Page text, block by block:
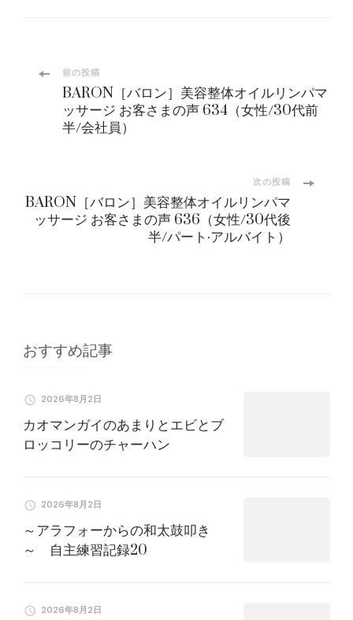
投
ビ
ゲ
ョ
前の投稿
BARON［バロン］美容整体オイルリンパマ
ッサージ お客さまの声 634（女性/30代前
半/会社員）
次の投稿
BARON［バロン］美容整体オイルリンパマ
ッサージ お客さまの声 636（女性/30代後
半/パート·アルバイト）
おすすめ記事
2026年8月2日
カオマンガイのあまりとエビとブ
ロッコリーのチャーハン
2026年8月2日
～アラフォーからの和太鼓叩き
～ 自主練習記録20
2026年8月2日